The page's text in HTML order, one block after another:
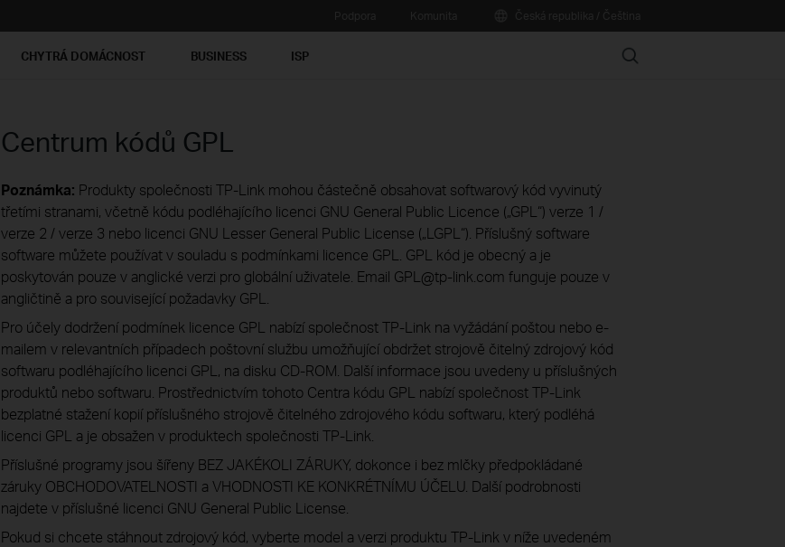
CHYTRÁ DOMÁCNOST BUSINESS ISP Search
Centrum kódů GPL
Poznámka: Produkty společnosti TP-Link mohou částečně obsahovat softwarový kód vyvinutý
třetími stranami, včetně kódu podléhajícího licenci GNU General Public Licence („GPL“) verze 1 /
verze 2 / verze 3 nebo licenci GNU Lesser General Public License („LGPL“). Příslušný software
software můžete používat v souladu s podmínkami licence GPL. GPL kód je obecný a je
poskytován pouze v anglické verzi pro globální uživatele. Email GPL@tp-link.com funguje pouze v
angličtině a pro související požadavky GPL.
Pro účely dodržení podmínek licence GPL nabízí společnost TP-Link na vyžádání poštou nebo e-
mailem v relevantních případech poštovní službu umožňující obdržet strojově čitelný zdrojový kód
softwaru podléhajícího licenci GPL, na disku CD-ROM. Další informace jsou uvedeny u příslušných
produktů nebo softwaru. Prostřednictvím tohoto Centra kódu GPL nabízí společnost TP-Link
bezplatné stažení kopií příslušného strojově čitelného zdrojového kódu softwaru, který podléhá
licenci GPL a je obsažen v produktech společnosti TP-Link.
Příslušné programy jsou šířeny BEZ JAKÉKOLI ZÁRUKY, dokonce i bez mlčky předpokládané
záruky OBCHODOVATELNOSTI a VHODNOSTI KE KONKRÉTNÍMU ÚČELU. Další podrobnosti
najdete v příslušné licenci GNU General Public License.
Pokud si chcete stáhnout zdrojový kód, vyberte model a verzi produktu TP-Link v níže uvedeném